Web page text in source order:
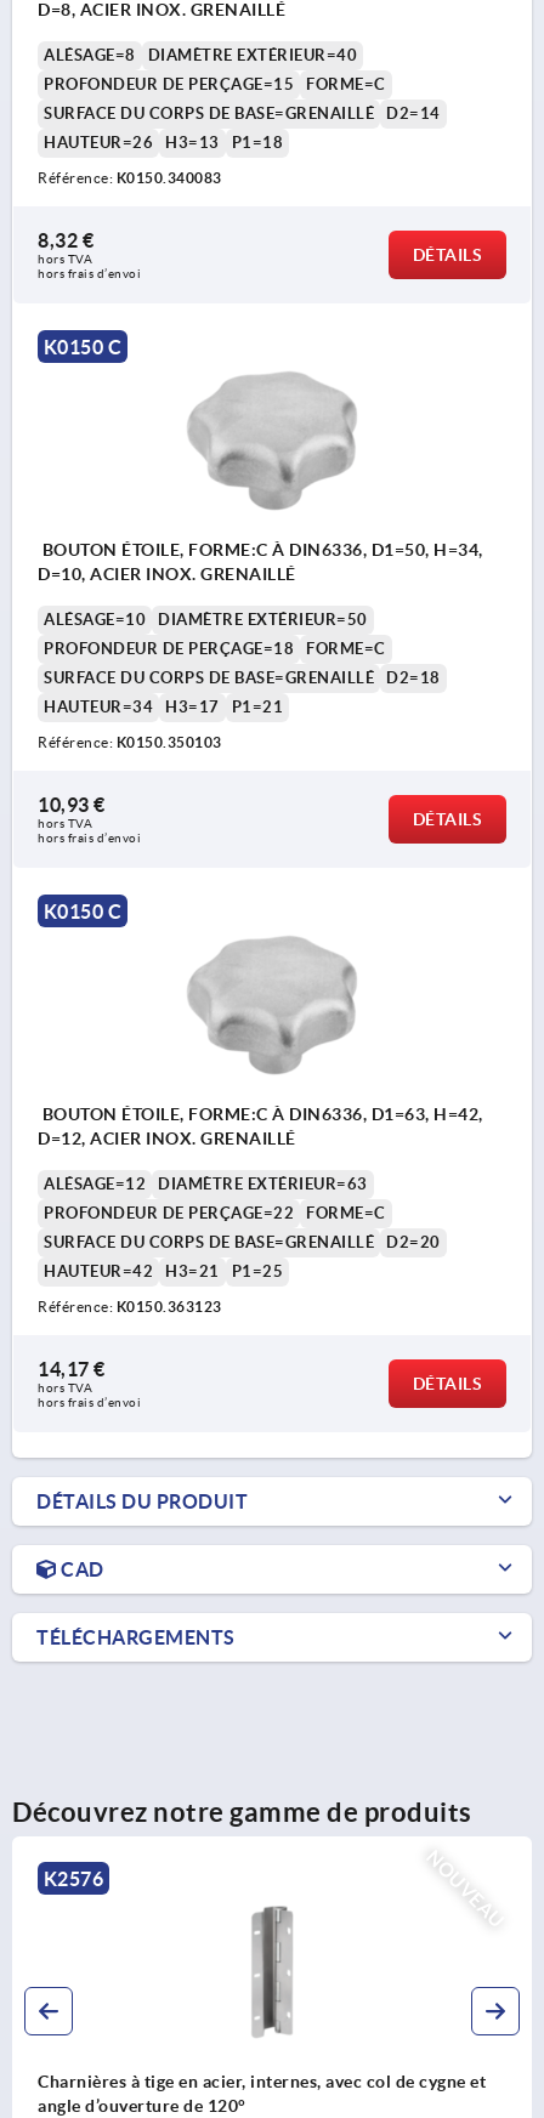
D=8, ACIER INOX. GRENAILLÉ
ALÉSAGE=8
DIAMÈTRE EXTÉRIEUR=40
PROFONDEUR DE PERÇAGE=15
FORME=C
SURFACE DU CORPS DE BASE=GRENAILLÉ
D2=14
HAUTEUR=26
H3=13 P1=18
Référence: K0150.340083
8,32 €
hors TVA
hors frais d’envoi
DÉTAILS
K0150 C
BOUTON ÉTOILE, FORME:C À DIN6336, D1=50, H=34,
D=10, ACIER INOX. GRENAILLÉ
ALÉSAGE=10
DIAMÈTRE EXTÉRIEUR=50
PROFONDEUR DE PERÇAGE=18
FORME=C
SURFACE DU CORPS DE BASE=GRENAILLÉ
D2=18
HAUTEUR=34
H3=17 P1=21
Référence: K0150.350103
10,93 €
hors TVA
hors frais d’envoi
DÉTAILS
K0150 C
BOUTON ÉTOILE, FORME:C À DIN6336, D1=63, H=42,
D=12, ACIER INOX. GRENAILLÉ
ALÉSAGE=12
DIAMÈTRE EXTÉRIEUR=63
PROFONDEUR DE PERÇAGE=22
FORME=C
SURFACE DU CORPS DE BASE=GRENAILLÉ
D2=20
HAUTEUR=42
H3=21 P1=25
Référence: K0150.363123
14,17 €
hors TVA
hors frais d’envoi
DÉTAILS
DÉTAILS DU PRODUIT
CAD
TÉLÉCHARGEMENTS
Découvrez notre gamme de produits
NOUVEAU
K2576
à tige en acier, internes, avec col de cygne et
d’ouverture de 120°